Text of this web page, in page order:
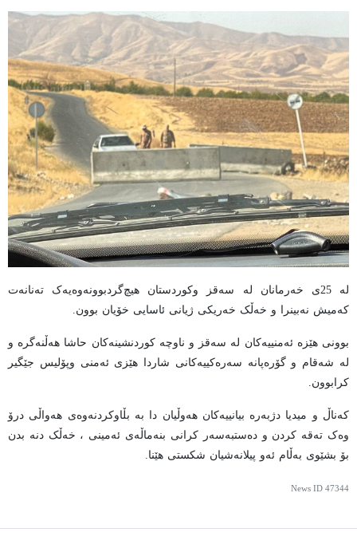
لە 25ی خەرمانان لە سەقز و‌کوردستان هیچ‌گردبوونەوەیەک تەنانەت
کەمیش نەبینرا و خەڵک خەریکی ژیانی ئاسایی خۆیان بوون.
بوونی هێزە ئەمنییەکان لە سەقز و ناوچە کوردنشینەکان حاشا هەڵنەگرە و
لە شەقام و گۆرەپانە سەرەکییەکانی شاردا هێزی ئەمنی و‌پۆلیس جێگیر
کرابوون.
کەناڵ و میدیا دژبەرە بیانییەکان هەوڵیان دا بە بڵاوکردنەوەی هەواڵی درۆ
وەک تەقە کردن و دەستبەسەر کرانی بنەماڵەی ئەمینی ، خەڵک دنە بدن
بۆ بشێوی بەڵام ئەو پیلانەشیان شکستی هێنا.
News ID 47344